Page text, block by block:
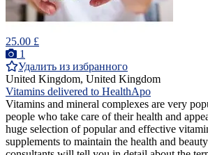
25.00 £
1
Удалить из избранного
United Kingdom, United Kingdom
Vitamins delivered to HealthApo
Vitamins and mineral complexes are very
people who take care of their health and
huge selection of popular and effective
supplements to maintain the health and